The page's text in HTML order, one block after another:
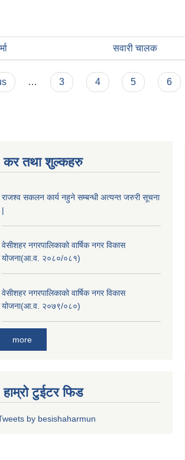
सवारी चालक
… 3 4 5 6
कर तथा शुल्कहरु
राजश्व सकलन कार्य नहुने सम्बन्धी अत्यन्त जरुरी सूचना
|
वेसीशहर नगरपालिकाको वार्षिक नगर विकास
योजना(आ.व. २०८०/०८१)
वेसीशहर नगरपालिकाको वार्षिक नगर विकास
योजना(आ.व. २०७९/०८०)
more
हाम्रो टुईटर फिड
by besishaharmun